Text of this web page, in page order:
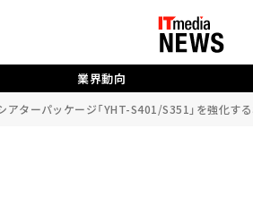
業界動向
アターパッケージ「YHT-S401/S351」を強化す